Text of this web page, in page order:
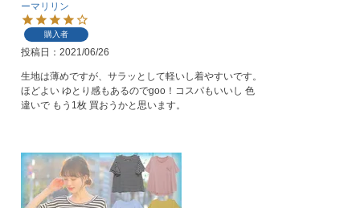
ーマリリン
購入者
投稿日 2021/06/26
生地は薄めですが、サラッとして軽いし着やすいです。
ほどよい ゆとり感もあるのでgoo！コスパもいいし 色
違いで もう1枚 買おうかと思います。